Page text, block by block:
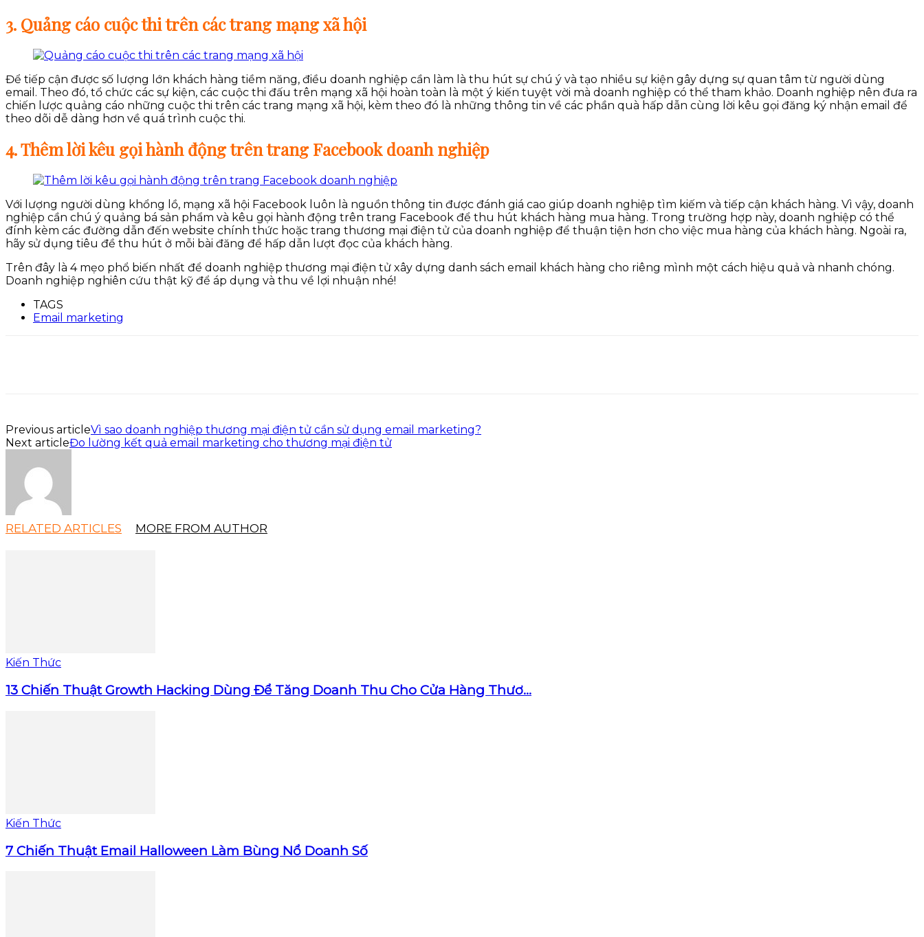
3. Quảng cáo cuộc thi trên các trang mạng xã hội
Để tiếp cận được số lượng lớn khách hàng tiềm năng, điều doanh nghiệp cần làm là thu hút sự chú ý và tạo nhiều sự kiện gây dựng sự quan tâm từ người dùng
email. Theo đó, tổ chức các sự kiện, các cuộc thi đấu trên mạng xã hội hoàn toàn là một ý kiến tuyệt vời mà doanh nghiệp có thể tham khảo. Doanh nghiệp nên đưa ra
chiến lược quảng cáo những cuộc thi trên các trang mạng xã hội, kèm theo đó là những thông tin về các phần quà hấp dẫn cùng lời kêu gọi đăng ký nhận email để
theo dõi dễ dàng hơn về quá trình cuộc thi.
4. Thêm lời kêu gọi hành động trên trang Facebook doanh nghiệp
Với lượng người dùng khổng lồ, mạng xã hội Facebook luôn là nguồn thông tin được đánh giá cao giúp doanh nghiệp tìm kiếm và tiếp cận khách hàng. Vì vậy, doanh
nghiệp cần chú ý quảng bá sản phẩm và kêu gọi hành động trên trang Facebook để thu hút khách hàng mua hàng. Trong trường hợp này, doanh nghiệp có thể
đính kèm các đường dẫn đến website chính thức hoặc trang thương mại điện tử của doanh nghiệp để thuận tiện hơn cho việc mua hàng của khách hàng. Ngoài ra,
hãy sử dụng tiêu đề thu hút ở mỗi bài đăng để hấp dẫn lượt đọc của khách hàng.
Trên đây là 4 mẹo phổ biến nhất để doanh nghiệp thương mại điện tử xây dựng danh sách email khách hàng cho riêng mình một cách hiệu quả và nhanh chóng.
Doanh nghiệp nghiên cứu thật kỹ để áp dụng và thu về lợi nhuận nhé!
TAGS
Email marketing
Previous articleVì sao doanh nghiệp thương mại điện tử cần sử dụng email marketing?
Next articleĐo lường kết quả email marketing cho thương mại điện tử
RELATED ARTICLES MORE FROM AUTHOR
Kiến Thức
13 Chiến Thuật Growth Hacking Dùng Để Tăng Doanh Thu Cho Cửa Hàng Thươ...
Kiến Thức
7 Chiến Thuật Email Halloween Làm Bùng Nổ Doanh Số